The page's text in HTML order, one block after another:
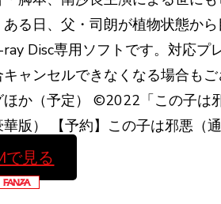
る日、父・司朗が植物状態か
Disc専用ソフトです。対応
ャンセルできなくなる場合も
ほか（予定） ©2022「この子は
版） 【予約】この子は邪悪（通
で見る